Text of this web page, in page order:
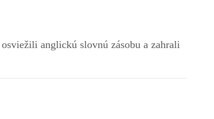
anglickú slovnú zásobu a zahrali